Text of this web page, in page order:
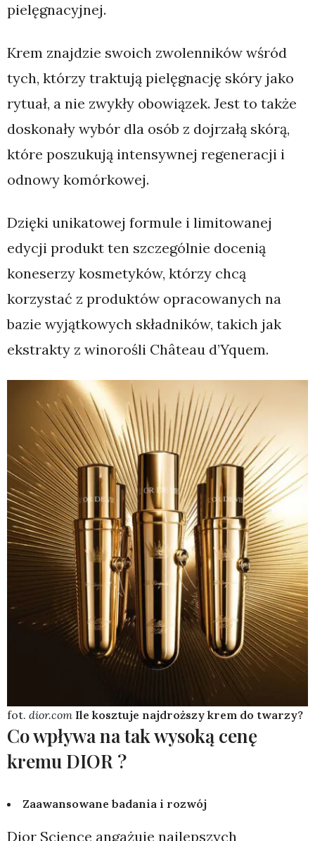
pielęgnacyjnej.
Krem znajdzie swoich zwolenników wśród
tych, którzy traktują pielęgnację skóry jako
rytuał, a nie zwykły obowiązek. Jest to także
doskonały wybór dla osób z dojrzałą skórą,
które poszukują intensywnej regeneracji i
odnowy komórkowej.
Dzięki unikatowej formule i limitowanej
edycji produkt ten szczególnie docenią
koneserzy kosmetyków, którzy chcą
korzystać z produktów opracowanych na
bazie wyjątkowych składników, takich jak
ekstrakty z winorośli Château d’Yquem.
fot. dior.com Ile kosztuje najdroższy krem do twarzy?
Co wpływa na tak wysoką cenę
kremu DIOR ?
Zaawansowane badania i rozwój
Dior Science angażuje najlepszych